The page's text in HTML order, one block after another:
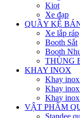
Kiot
Xe đạp
QUẦY KỆ
Xe lắp ráp
Booth Sắt
Booth
THÙNG
KHAY INOX
Khay
Khay
Khay
VẬT PHẨM
Standee